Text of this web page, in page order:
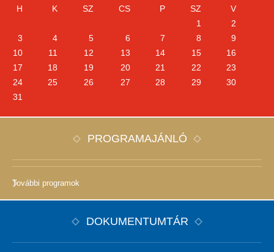
H K SZ CS P SZ
V
1
2
3
4 5 6 7 8
9
10
11 12 13 14 15
16
17
18 19 20 21 22
23
24
25 26 27 28 29
30
31
PROGRAMAJÁNLÓ
További programok
DOKUMENTUMTÁR